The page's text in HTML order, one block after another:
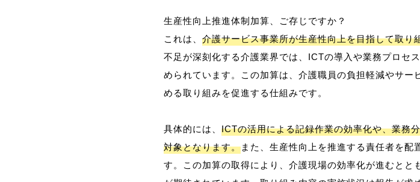
生産性向上推進体制加算、ご存じですか？
これは、 介護サービス事業所が生産性向上を目指して取
不足が深刻化する介護業界では、ICTの導入や業務プロセ
められています。この加算は、介護職員の負担軽減やサ
める取り組みを促進する仕組みです。
具体的には、 ICTの活用による記録作業の効率化や、業務
対象となります。また、生産性向上を推進する責任者を配
す。この加算の取得により、介護現場の効率化が進むと